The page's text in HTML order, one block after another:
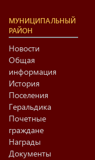
МУНИЦИПАЛЬНЫЙ
РАЙОН
Новости
Общая
информация
История
Поселения
Геральдика
Почетные
граждане
Награды
Документы